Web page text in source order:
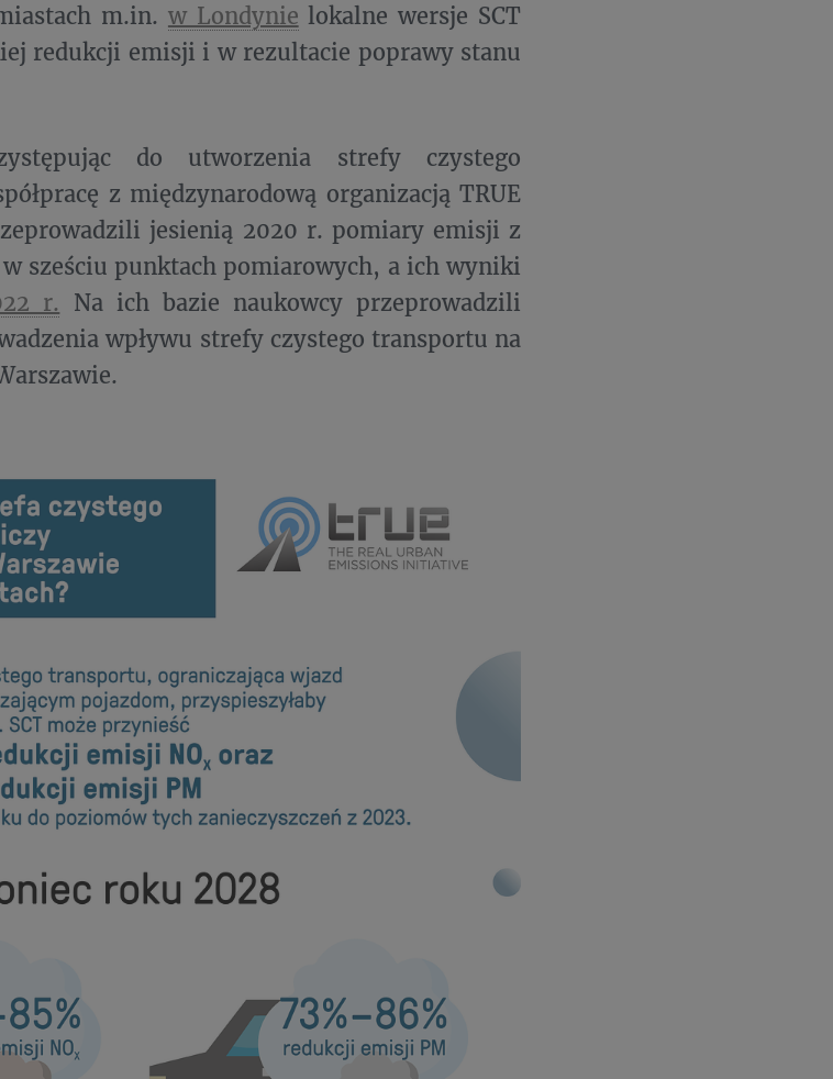
m.in. w Londynie lokalne wersje SCT
redukcji emisji i w rezultacie poprawy stanu
do utworzenia strefy czystego
z międzynarodową organizacją TRUE
jesienią 2020 r. pomiary emisji z
sześciu punktach pomiarowych, a ich wyniki
r. Na ich bazie naukowcy przeprowadzili
wpływu strefy czystego transportu na